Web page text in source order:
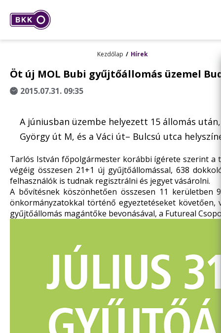
Kezdőlap Hírek
Öt új MOL Bubi gyűjtőállomás üzemel
2015.07.31. 09:35
A júniusban üzembe helyezett 15 állomás
György út M, és a Váci út– Bulcsú utca
Tarlós István főpolgármester korábbi ígérete szerint a
végéig összesen 21+1 új gyűjtőállomással, 638
felhasználók is tudnak regisztrálni és jegyet vásárolni.
A bővítésnek köszönhetően összesen 11
önkormányzatokkal történő egyeztetéseket követően,
gyűjtőállomás magántőke bevonásával, a Futureal